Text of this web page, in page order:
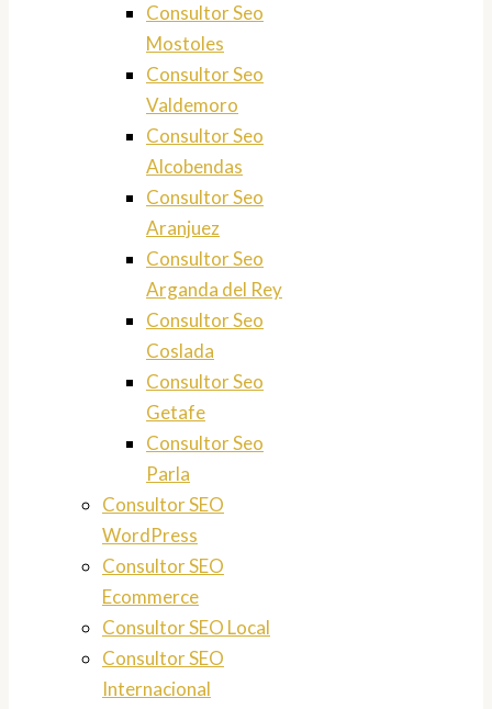
Consultor Seo
Mostoles
Consultor Seo
Valdemoro
Consultor Seo
Alcobendas
Consultor Seo
Aranjuez
Consultor Seo
Arganda del Rey
Consultor Seo
Coslada
Consultor Seo
Getafe
Consultor Seo
Parla
Consultor SEO
WordPress
Consultor SEO
Ecommerce
Consultor SEO Local
Consultor SEO
Internacional